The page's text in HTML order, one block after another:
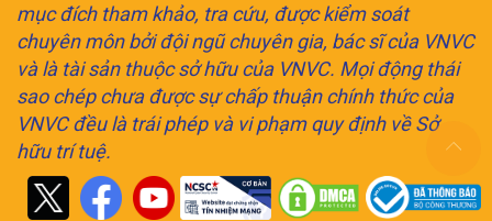
mục đích tham khảo, tra cứu, được kiểm soát
chuyên môn bởi đội ngũ chuyên gia, bác sĩ của VNVC
và là tài sản thuộc sở hữu của VNVC. Mọi động thái
sao chép chưa được sự chấp thuận chính thức của
VNVC đều là trái phép và vi phạm quy định về Sở
hữu trí tuệ.